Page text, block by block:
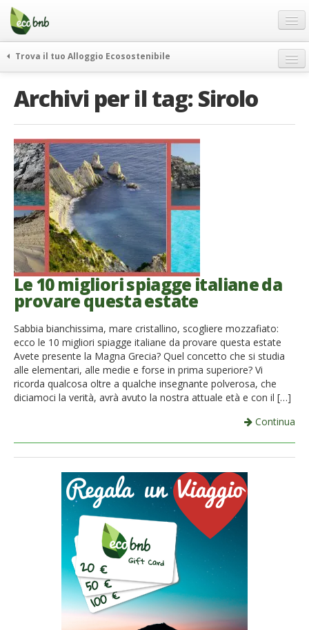
Menu
Salta
contenuto
Offerte Speciali
Regali
FAQ
Chi Siamo
Partner
Contatti
Italiano
German
English
Spanish
French
Italiano
Trova il tuo Alloggio Ecosostenibile
itinerari
vivere e viaggiare verde
news ed eventi
ecohotel
rassegna stampa
Archivi per il tag:Sirolo
Le 10 migliori spiagge italiane da
provare questa estate
Sabbia bianchissima, mare cristallino, scogliere mozzafiato:
ecco le 10 migliori spiagge italiane da provare questa estate
Avete presente la Magna Grecia? Quel concetto che si studia
alle elementari, alle medie e forse in prima superiore? Vi
ricorda qualcosa oltre a qualche insegnante polverosa, che
diciamoci la verità, avrà avuto la nostra attuale età e con il […]
Continua